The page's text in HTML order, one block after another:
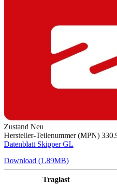
Zustand Neu
Hersteller-Teilenummer (MPN)
Datenblatt Skipper GL
Download (1.89MB)
Traglast